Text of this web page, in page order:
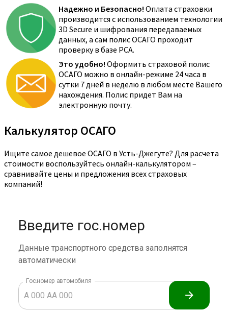
Надежно и Безопасно! Оплата страховки
производится с использованием технологии
3D Secure и шифрования передаваемых
данных, а сам полис ОСАГО проходит
проверку в базе РСА.
Это удобно! Оформить страховой полис
ОСАГО можно в онлайн-режиме 24 часа в
сутки 7 дней в неделю в любом месте Вашего
нахождения. Полис придет Вам на
электронную почту.
Калькулятор ОСАГО
Ищите самое дешевое ОСАГО в Усть-Джегуте? Для расчета
стоимости воспользуйтесь онлайн-калькулятором –
сравнивайте цены и предложения всех страховых
компаний!